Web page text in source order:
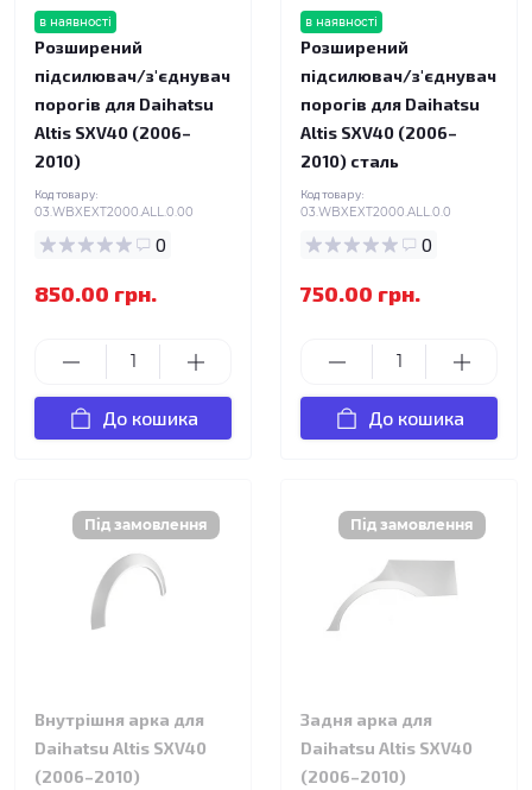
в наявності
Розширений
підсилювач/з'єднувач
порогів для Daihatsu
Altis SXV40 (2006–
2010)
Код товару:
03.WBXEXT2000.ALL.0.00
0
850.00 грн.
До кошика
в наявності
Розширений
підсилювач/з'єднувач
порогів для Daihatsu
Altis SXV40 (2006–
2010) сталь
Код товару:
03.WBXEXT2000.ALL.0.0
0
750.00 грн.
До кошика
Внутрішня арка для
Daihatsu Altis SXV40
(2006–2010)
Задня арка для
Daihatsu Altis SXV40
(2006–2010)